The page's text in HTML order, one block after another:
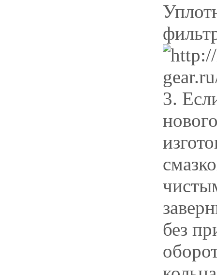
3.
без